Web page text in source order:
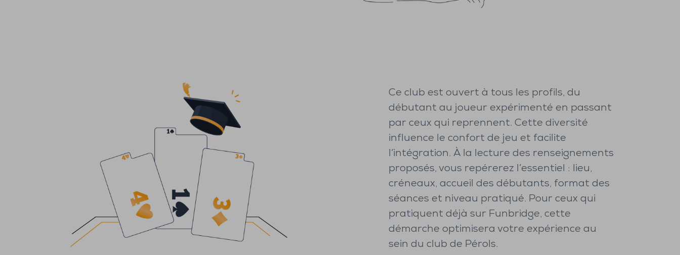
Ce club est ouvert à tous les profils, du
débutant au joueur expérimenté en passant
par ceux qui reprennent. Cette diversité
influence le confort de jeu et facilite
l’intégration. À la lecture des renseignements
proposés, vous repérerez l’essentiel : lieu,
créneaux, accueil des débutants, format des
séances et niveau pratiqué. Pour ceux qui
pratiquent déjà sur Funbridge, cette
démarche optimisera votre expérience au
sein du club de Pérols.